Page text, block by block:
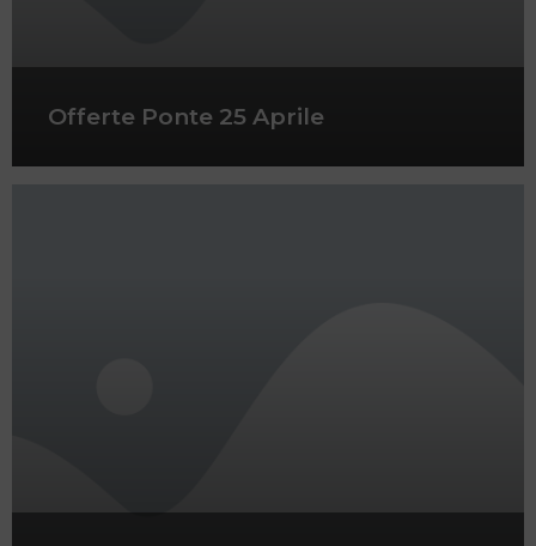
Offerte Ponte 25 Aprile